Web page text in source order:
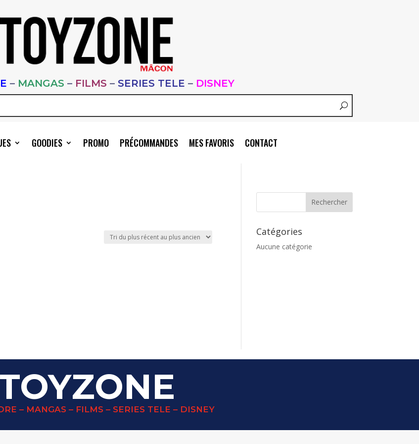
– MANGAS – FILMS – SERIES TELE – DISNEY
GOODIES PROMO PRÉCOMMANDES MES FAVORIS CONTACT
Catégories
Aucune catégorie
– MANGAS – FILMS – SERIES TELE – DISNEY